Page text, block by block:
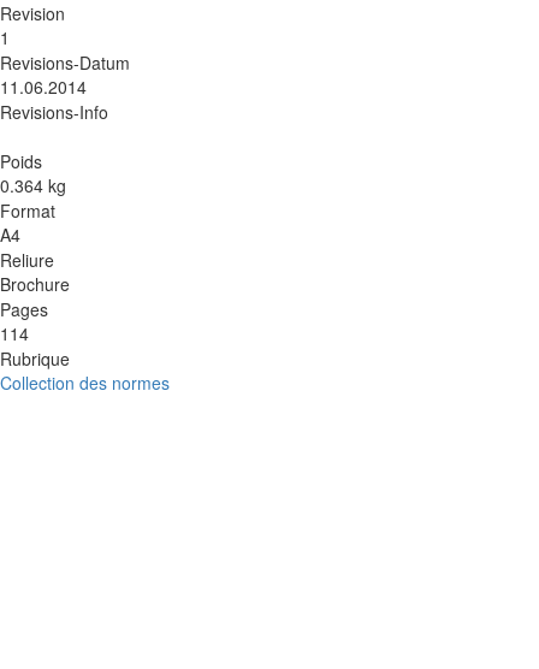
Revision
1
Revisions-Datum
11.06.2014
Revisions-Info
Poids
0.364 kg
Format
A4
Reliure
Brochure
Pages
114
Rubrique
Collection des normes